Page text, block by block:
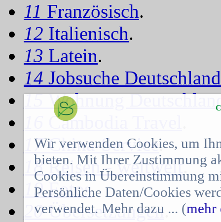
11 Französisch.
12 Italienisch.
13 Latein.
14 Jobsuche Deutschland
15Wohnung
Cambodia Travel
17China-Service.
18Reisen - weltweit.
19Fotos.
20Übersetzungen .
Wir verwenden Cookies, um
bieten. Mit Ihrer Zustimmung
Cookies in Übereinstimmung
Persönliche Daten/Cookies
verwendet. Mehr dazu ... (mehr